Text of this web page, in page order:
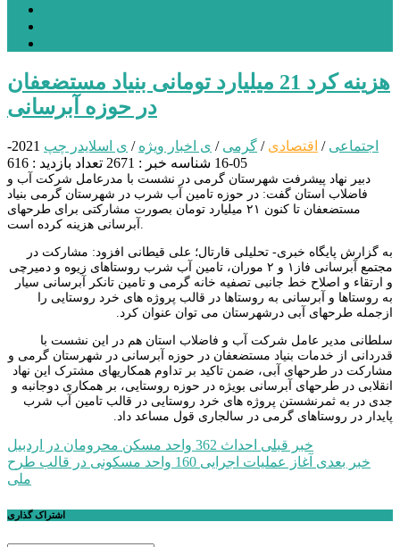
هزینه کرد 21 میلیارد تومانی بنیاد مستضعفان
در حوزه آبرسانی
اجتماعی / اقتصادی / گرمی / ی اخبار ویژه / ی اسلایدر چپ
2021-
05-16
شناسه خبر : 2671 تعداد بازدید : 616
دبیر نهاد پیشرفت شهرستان گرمی در نشست با مدرعامل شرکت آب و
فاضلاب استان گفت: در حوزه تامین آب شرب در شهرستان گرمی بنیاد
مستضعفان تا کنون ۲۱ میلیارد تومان بصورت مشارکتی برای طرحهای
آبرسانی هزینه کرده است.
به گزارش پایگاه خبری- تحلیلی قارتال؛ علی قیطانی افزود: مشارکت در
مجتمع آبرسانی فاز۱ و ۲ موران، تامین آب شرب روستاهای زیوه و دمیرچی
و ارتقاء و اصلاح خط جانبی تصفیه خانه گرمی و تامین تانکر آبرسانی سیار
به روستاها و آبرسانی به روستاها در قالب پروژه های خرد روستایی را
ازجمله طرحهای آبی درشهرستان می توان عنوان کرد.
سلطانی مدیر عامل شرکت آب و فاضلاب استان هم در این نشست با
قدردانی از خدمات بنیاد مستضعفان در حوزه آبرسانی در شهرستان گرمی و
مشارکت در طرحهای آبی، ضمن تاکید بر تداوم همکاریهای مشترک این نهاد
انقلابی در طرحهای آبرسانی بویژه در حوزه روستایی، بر همکاری دوجانبه و
جدی در به ثمرنشستن پروژه های خرد روستایی در قالب تامین آب شرب
پایدار در روستاهای گرمی در سالجاری قول مساعد داد.
راهبری
نوشته
خبر قبلی احداث 362 واحد مسکن محرومان در اردبیل
خبر بعدی
آغاز عملیات اجرایی 160 واحد مسکونی در قالب طرح
ملی
اشتراک گذاری